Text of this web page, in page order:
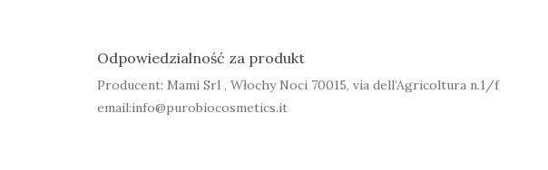
Odpowiedzialność za produkt
Producent: Mami Srl , Włochy Noci 70015, via dell’Agricoltura n.1/f
email:info@purobiocosmetics.it